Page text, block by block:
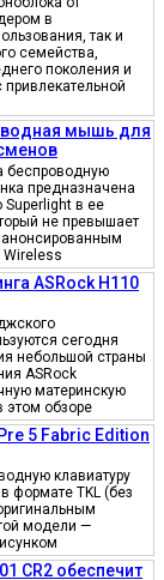
в
так и
семейства,
поколения и
мышь для
беспроводную
предназначена
в ее
не превышает
анонсированным
Wireless
ASRock H110
сегодня
небольшой страны
ASRock
материнскую
этом обзоре
5 Fabric Edition
клавиатуру
формате TKL (без
модели —
CR2 обеспечит